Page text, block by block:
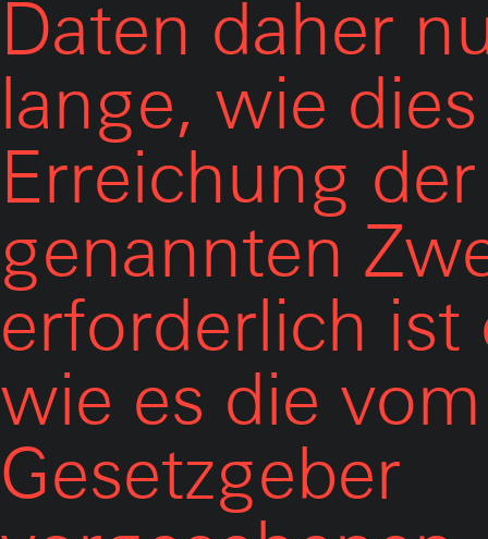
Daten daher
lange, wie
Erreichung
genannten
erforderlich ist
wie es die vom
Gesetzgeber